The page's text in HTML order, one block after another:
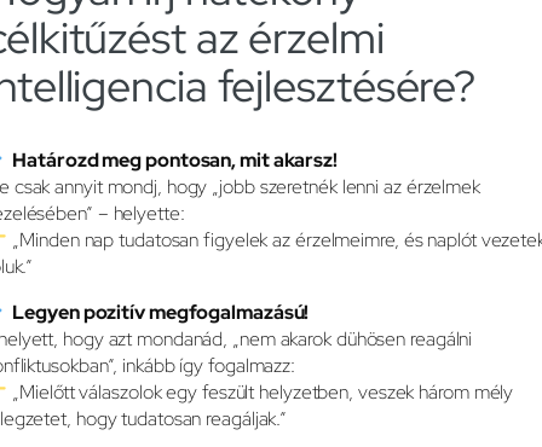
az érzelmi
fejlesztésére?
Határozd meg pontosan, mit akarsz!
csak annyit mondj, hogy „jobb szeretnék lenni az érzelmek
– helyette:
„Minden nap tudatosan figyelek az érzelmeimre, és naplót
Legyen pozitív megfogalmazású!
hogy azt mondanád, „nem akarok dühösen reagálni
inkább így fogalmazz:
„Mielőtt válaszolok egy feszült helyzetben, veszek három mély
hogy tudatosan reagáljak.”